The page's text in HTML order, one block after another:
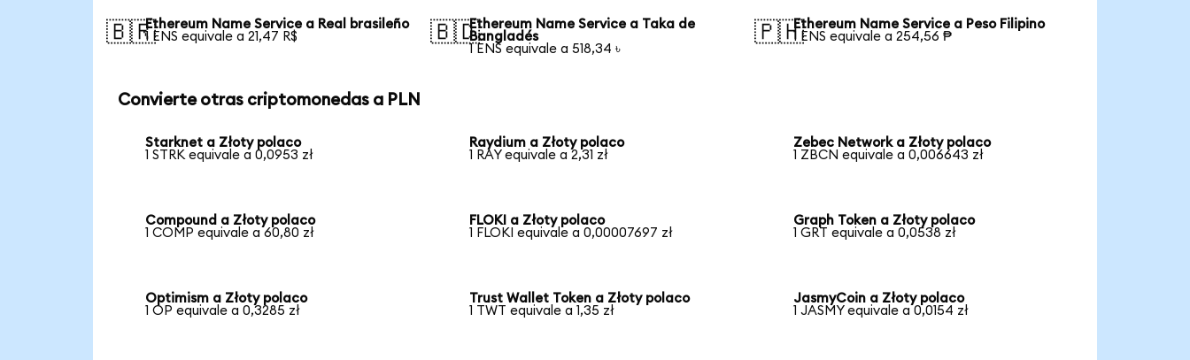
🇧🇷Ethereum Name Service a Real brasileño
1 ENS equivale a 21,47 R$
🇧🇩Ethereum Name Service a Taka de
Bangladés
1 ENS equivale a 518,34 ৳
🇵🇭Ethereum Name Service a Peso Filipino
1 ENS equivale a 254,56 ₱
Convierte otras criptomonedas a PLN
Starknet a Złoty polaco
1 STRK equivale a 0,0953 zł
Raydium a Złoty polaco
1 RAY equivale a 2,31 zł
Zebec Network a Złoty polaco
1 ZBCN equivale a 0,006643 zł
Compound a Złoty polaco
1 COMP equivale a 60,80 zł
FLOKI a Złoty polaco
1 FLOKI equivale a 0,00007697 zł
Graph Token a Złoty polaco
1 GRT equivale a 0,0538 zł
Optimism a Złoty polaco
1 OP equivale a 0,3285 zł
Trust Wallet Token a Złoty polaco
1 TWT equivale a 1,35 zł
JasmyCoin a Złoty polaco
1 JASMY equivale a 0,0154 zł